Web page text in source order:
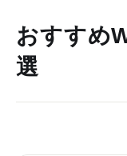
おすすめ
選